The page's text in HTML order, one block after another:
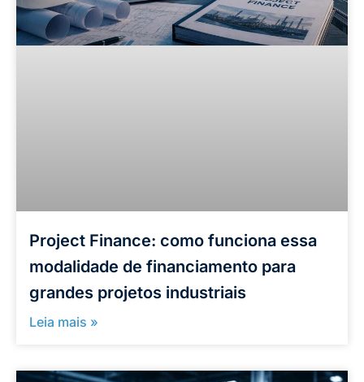
Project Finance: como funciona essa
modalidade de financiamento para
grandes projetos industriais
Leia mais »